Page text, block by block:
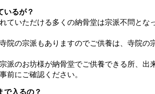
いるが？
ていただける多くの納骨堂は宗派不問とな
院の宗派もありますのでご供養は、寺院の
派のお坊様が納骨堂でご供養できる所、出
前にご確認ください。
で入るの？